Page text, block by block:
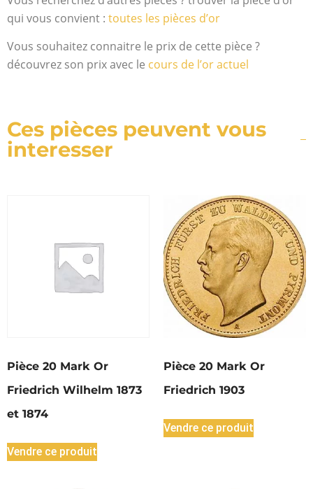
qui vous convient : toutes les pièces d’or
Vous souhaitez connaitre le prix de cette pièce ?
découvrez son prix avec le cours de l’or actuel
Ces pièces peuvent vous
interesser
Pièce 20 Mark Or
Friedrich Wilhelm 1873
et 1874
Vendre ce produit
Pièce 20 Mark Or
Friedrich 1903
Vendre ce produit